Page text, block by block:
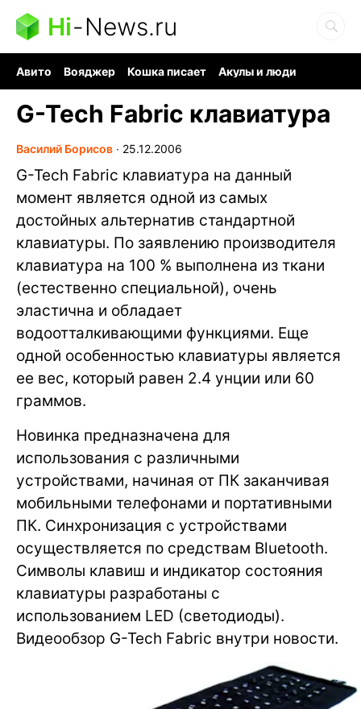
Hi-News.ru
Авито Вояджер Кошка писает
Акулы и люди
G-Tech Fabric клавиатура
Василий Борисов ∙ 25.12.2006
G-Tech Fabric клавиатура на данный
момент является одной из самых
достойных альтернатив стандартной
клавиатуры. По заявлению производителя
клавиатура на 100 % выполнена из ткани
(естественно специальной), очень
эластична и обладает
водоотталкивающими функциями. Еще
одной особенностью клавиатуры является
ее вес, который равен 2.4 унции или 60
граммов.
Новинка предназначена для
использования с различными
устройствами, начиная от ПК заканчивая
мобильными телефонами и портативными
ПК. Синхронизация с устройствами
осуществляется по средствам Bluetooth.
Символы клавиш и индикатор состояния
клавиатуры разработаны с
использованием LED (светодиоды).
Видеообзор G-Tech Fabric внутри новости.